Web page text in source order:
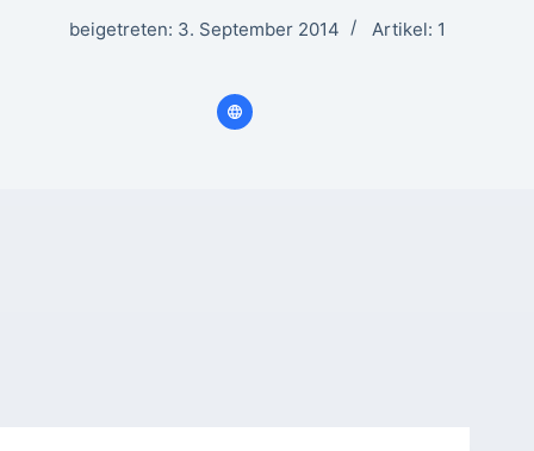
beigetreten: 3. September 2014 Artikel: 1